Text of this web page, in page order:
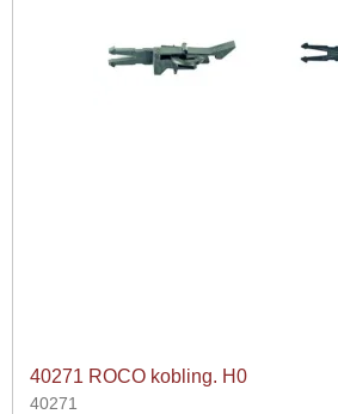
40271 ROCO kobling. H0
40271